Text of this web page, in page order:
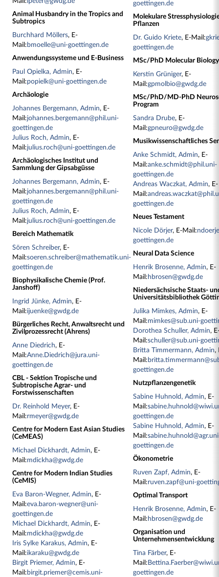
Animal Husbandry in the Tropics and
Subtropics
Burchhard Möllers, E-
Mail: bmoelle@uni-goettingen.de
Anwendungssysteme und E-Business
Paul Opielka, Admin, E-
Mail:popielk@uni-goettingen.de
Archäologie
Johannes Bergemann, Admin, E-
Mail:johannes.bergemann@phil.uni-
goettingen.de
Julius Roch, Admin, E-
Mail:julius.roch@uni-goettingen.de
Archäologisches Institut und
Sammlung der Gipsabgüsse
Johannes Bergemann, Admin, E-
Mail:johannes.bergemann@phil.uni-
goettingen.de
Julius Roch, Admin, E-
Mail:julius.roch@uni-goettingen.de
Bereich Mathematik
Sören Schreiber, E-
Mail:soeren.schreiber@mathematik.uni-
goettingen.de
Biophysikalische Chemie (Prof.
Janshoff)
Ingrid Jünke, Admin, E-
Mail:ijuenke@gwdg.de
Bürgerliches Recht, Anwaltsrecht und
Zivilprozessrecht (Ahrens)
Anne Diedrich, E-
Mail:Anne.Diedrich@jura.uni-
goettingen.de
CBL - Sektion Tropische und
Subtropische Agrar- und
Forstwissenschaften
Dr. Reinhold Meyer, E-
Mail:rmeyer@gwdg.de
Centre for Modern East Asian Studies
(CeMEAS)
Michael Dickhardt, Admin, E-
Mail:mdickha@gwdg.de
Centre for Modern Indian Studies
(CeMIS)
Eva Baron-Wegner, Admin, E-
Mail:eva.baron-wegner@uni-
goettingen.de
Michael Dickhardt, Admin, E-
Mail:mdickha@gwdg.de
Iris Sylke Karakus, Admin, E-
Mail:ikaraku@gwdg.de
Birgit Priemer, Admin, E-
Mail: birgit.priemer@cemis.uni-
goettingen.de
Molekulare
Pflanzen
Dr. Guido Kriete, E-Mail:
goettingen.de
MSc/PhD Molecular
Kerstin Grüniger, E-
Mail:gpmolbio@gwdg.de
MSc/PhD/MD-PhD
Program
Sandra Drube, E-
Mail:gpneuro@gwdg.de
Musikwissenschaftliches
Anke Schmidt, Admin, E-
Mail:anke.schmidt@phil.uni-
goettingen.de
Andreas Waczkat, Admin, E-
Mail:
goettingen.de
Neues Testament
Nicole Dörjer, E-Mail:
goettingen.de
Neural Data Science
Henrik Brosenne, Admin, E-
Mail: hbrosen@gwdg.de
Niedersächsische Staats-
Universitätsbibliothek
Julika Mimkes, Admin, E-
Mail:mimkes@sub.uni-
Dorothea Schuller, Admin,
Mail:schuller@sub.uni-
Britta Timmermann, Admin,
Mail:
goettingen.de
Nutzpflanzengenetik
Sabine Huhnold, Admin, E-
Mail:
goettingen.de
Sabine Huhnold, Admin, E-
Mail:
goettingen.de
Ökonometrie
Ruven Zapf, Admin, E-
Mail:ruven.zapf@uni-
Optimal Transport
Henrik Brosenne, Admin, E-
Mail: hbrosen@gwdg.de
Organisation und
Unternehmensentwicklung
Tina Färber, E-
Mail:
goettingen.de